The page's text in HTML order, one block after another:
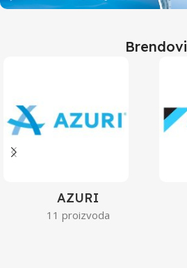
Brendovi
AZURI
11 proizvoda